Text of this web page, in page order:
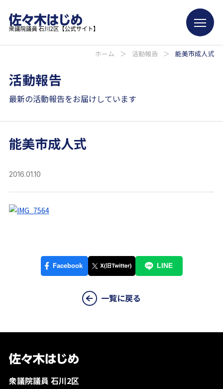
ホーム ＞ 活動報告 ＞ 能美市成人式
活動報告
最新の活動報告をお届けしています
能美市成人式
2016.01.10
一覧に戻る
衆議院議員 石川2区